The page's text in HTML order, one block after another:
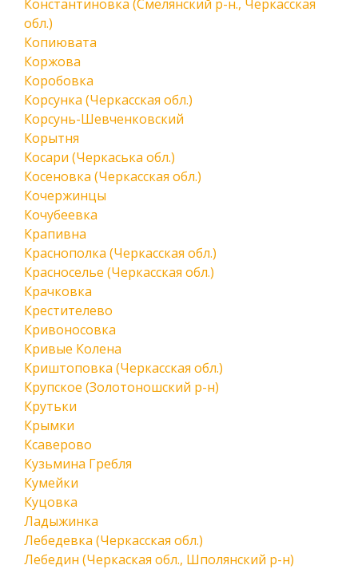
Константиновка (Смелянский р-н., Черкасская
обл.)
Копиювата
Коржова
Коробовка
Корсунка (Черкасская обл.)
Корсунь-Шевченковский
Корытня
Косари (Черкаська обл.)
Косеновка (Черкасская обл.)
Кочержинцы
Кочубеевка
Крапивна
Краснополка (Черкасская обл.)
Красноселье (Черкасская обл.)
Крачковка
Крестителево
Кривоносовка
Кривые Колена
Криштоповка (Черкасская обл.)
Крупское (Золотоношский р-н)
Крутьки
Крымки
Ксаверово
Кузьмина Гребля
Кумейки
Куцовка
Ладыжинка
Лебедевка (Черкасская обл.)
Лебедин (Черкаская обл., Шполянский р-н)